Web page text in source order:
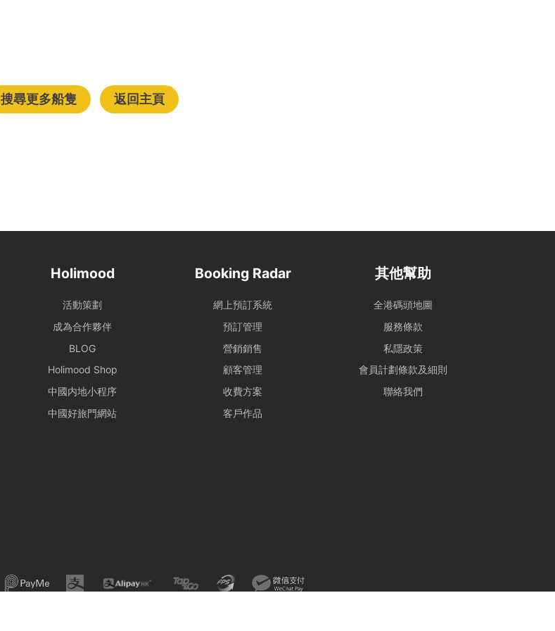
搜尋更多船隻 返回主頁
Holimood
活動策劃
成為合作夥伴
BLOG
Holimood Shop
中國内地小程序
中國好旅門網站
Booking Radar
網上預訂系統
預訂管理
營銷銷售
顧客管理
收費方案
客戶作品
其他幫助
全港碼頭地圖
服務條款
私隱政策
會員計劃條款及細則
聯絡我們